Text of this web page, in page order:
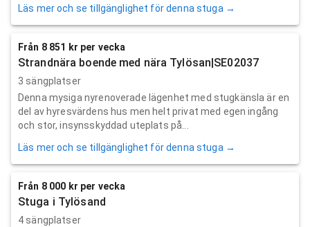
Läs mer och se tillgänglighet för denna stuga →
Från 8 851 kr per vecka
Strandnära boende med nära Tylösan|SE02037
3 sängplatser
Denna mysiga nyrenoverade lägenhet med stugkänsla är en
del av hyresvärdens hus men helt privat med egen ingång
och stor, insynsskyddad uteplats på...
Läs mer och se tillgänglighet för denna stuga →
Från 8 000 kr per vecka
Stuga i Tylösand
4 sängplatser